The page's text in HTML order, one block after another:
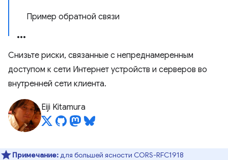
Пример обратной связи
Снизьте риски, связанные с непреднамеренным
доступом к сети Интернет устройств и серверов во
внутренней сети клиента.
Eiji Kitamura
Примечание:для большей ясности CORS-RFC1918